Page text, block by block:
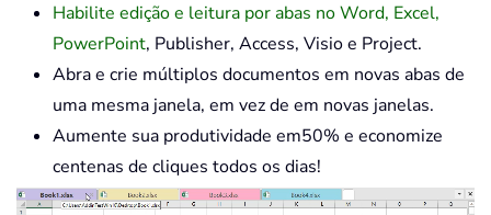
Habilite edição e leitura por abas no Word, Excel,
PowerPoint, Publisher, Access, Visio e Project.
Abra e crie múltiplos documentos em novas abas de
uma mesma janela, em vez de em novas janelas.
Aumente sua produtividade em50% e economize
centenas de cliques todos os dias!